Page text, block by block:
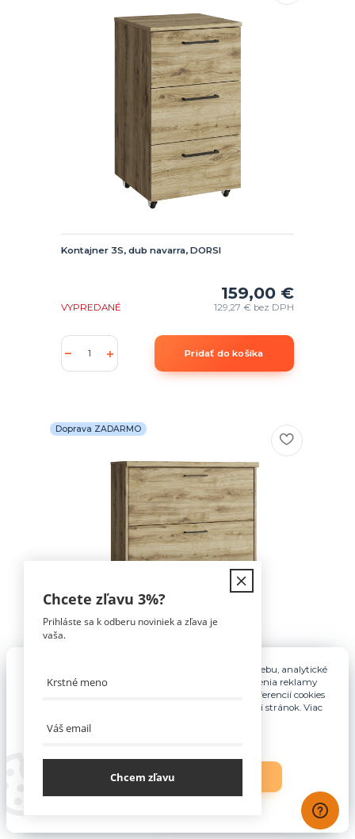
Kontajner 3S, dub navarra, DORSI
159,00 €
129,27 € bez DPH
VYPREDANÉ
Pridať do košíka
Doprava ZADARMO
129,27 € bez DPH
dní
Pre základnú funkčnosť, spríjemnenie používania webu, analytické
účely a v prípade udelenia súhlasu aj na účely cielenia reklamy
využívame súbory cookies. Nastavenie vlastných preferencií cookies
môžete kedykoľvek upraviť odkazom v spodnej časti stránok. Viac
Nastavenia
Chcete zľavu 3%?
Prihláste sa k odberu noviniek a zľava je
vaša.
Chcem zľavu